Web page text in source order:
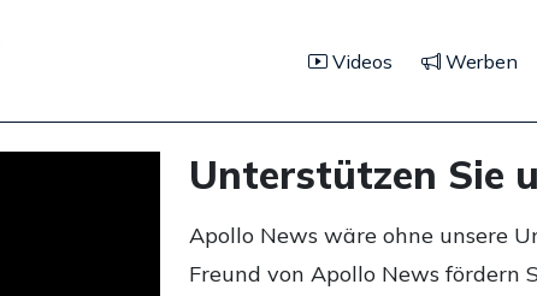
Videos Werben
Unterstützen Sie
Apollo News wäre ohne unsere
Freund von Apollo News fördern